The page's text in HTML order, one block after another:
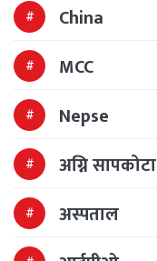
China
MCC
Nepse
अग्नि सापकोटा
अस्पताल